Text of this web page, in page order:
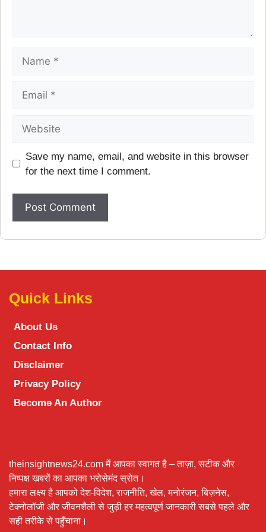
Save my name, email, and website in this browser
for the next time I comment.
Quick Links
About Us
Contact Info
Disclaimer
Privacy Policy
Become An Author
theinsightnews24.com में आपका स्वागत है – ताज़ा, सटीक और
निष्पक्ष खबरों का आपका भरोसेमंद स्रोत।
हमारा लक्ष्य है आपको देश-विदेश, राजनीति, खेल, मनोरंजन, बिज़नेस,
टेक्नोलॉजी और जीवनशैली से जुड़ी हर महत्वपूर्ण जानकारी सबसे पहले और
सही तरीके से पहुँचाना।